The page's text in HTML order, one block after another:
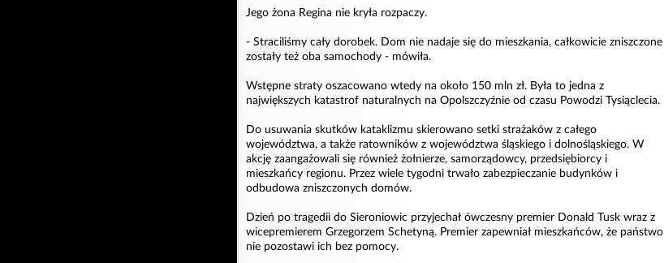
Jego żona Regina nie kryła rozpaczy.
- Straciliśmy cały dorobek. Dom nie nadaje się do mieszkania, całkowicie zniszczone
zostały też oba samochody - mówiła.
Wstępne straty oszacowano wtedy na około 150 mln zł. Była to jedna z
największych katastrof naturalnych na Opolszczyźnie od czasu Powodzi Tysiąclecia.
Do usuwania skutków kataklizmu skierowano setki strażaków z całego
województwa, a także ratowników z województwa śląskiego i dolnośląskiego. W
akcję zaangażowali się również żołnierze, samorządowcy, przedsiębiorcy i
mieszkańcy regionu. Przez wiele tygodni trwało zabezpieczanie budynków i
odbudowa zniszczonych domów.
Dzień po tragedii do Sieroniowic przyjechał ówczesny premier Donald Tusk wraz z
wicepremierem Grzegorzem Schetyną. Premier zapewniał mieszkańców, że państwo
nie pozostawi ich bez pomocy.